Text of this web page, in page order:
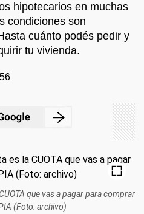
hipotecarios en muchas
condiciones son
cuánto podés pedir y
tu vivienda.
que vas a pagar para comprar
(Foto: archivo)